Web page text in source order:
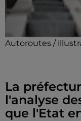
Autoroutes /
La
l'analyse
que l'Etat